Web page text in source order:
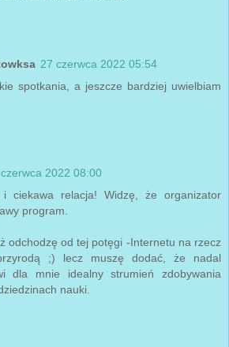
27 czerwca 2022 05:54
spotkania, a jeszcze bardziej uwielbiam
2022 08:00
i ciekawa relacja! Widzę, że organizator
program.
odchodzę od tej potęgi -Internetu na rzecz
;) lecz muszę dodać, że nadal
dla mnie idealny strumień zdobywania
nauki.